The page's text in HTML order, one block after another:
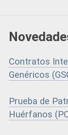
Contratos
Genéricos
Prueba de
Huérfanos